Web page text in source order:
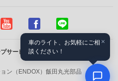
サービス
ン（ENDOX） 飯田丸光部品
×
車のライト、お気軽にご相
談ください！